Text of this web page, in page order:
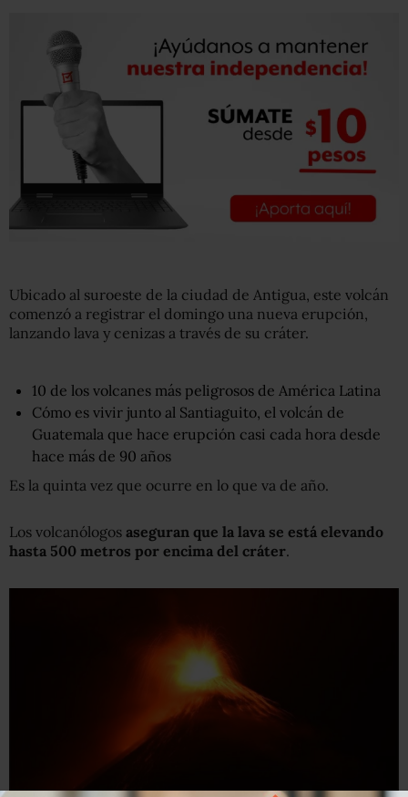
Ubicado al suroeste de la ciudad de Antigua, este volcán
comenzó a registrar el domingo una nueva erupción,
lanzando lava y cenizas a través de su cráter.
10 de los volcanes más peligrosos de América Latina
Cómo es vivir junto al Santiaguito, el volcán de
Guatemala que hace erupción casi cada hora desde
hace más de 90 años
Es la quinta vez que ocurre en lo que va de año.
Los volcanólogos aseguran que la lava se está elevando
hasta 500 metros por encima del cráter.